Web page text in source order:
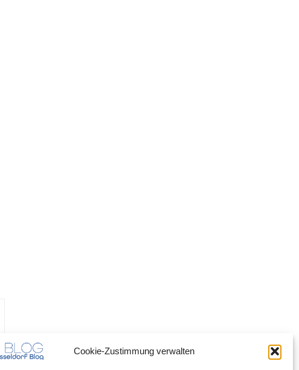
Cookie-Zustimmung verwalten